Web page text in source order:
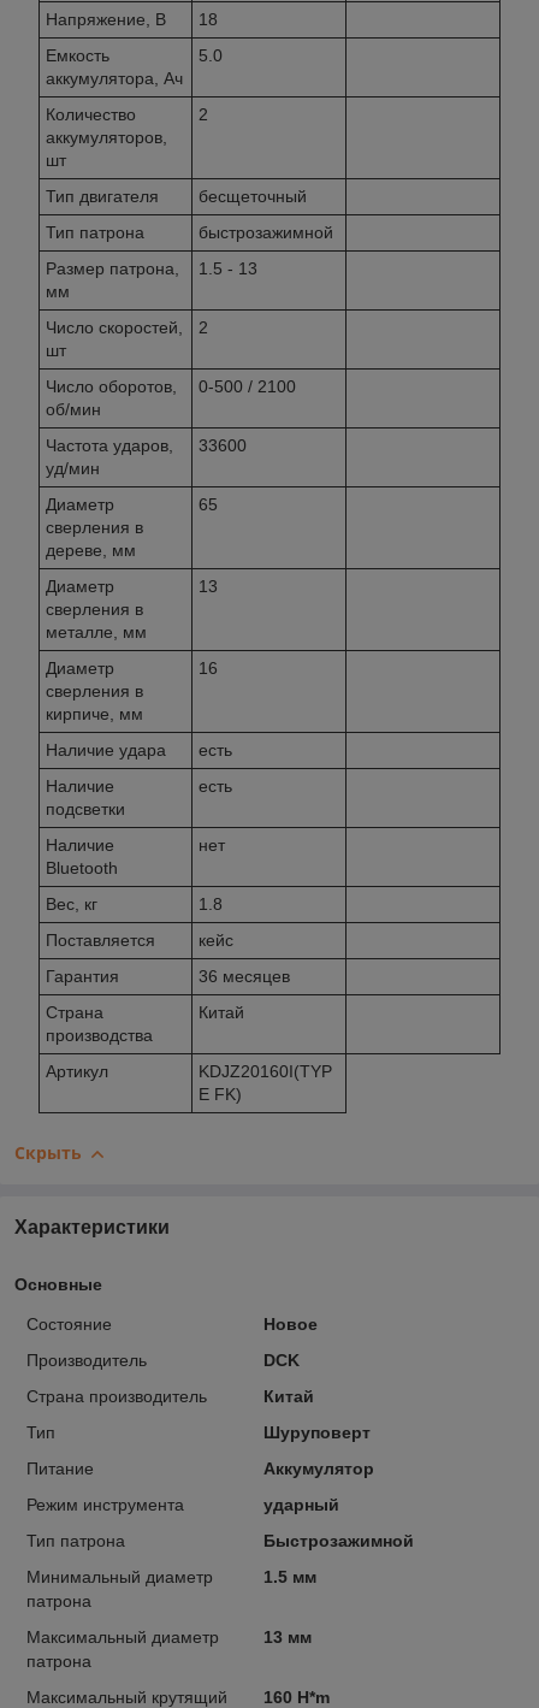
Напряжение, В
18
Емкость
аккумулятора, Ач
5.0
Количество
аккумуляторов,
шт
2
Тип двигателя
бесщеточный
Тип патрона
быстрозажимной
Размер патрона,
мм
1.5 - 13
Число скоростей,
шт
2
Число оборотов,
об/мин
0-500 / 2100
Частота ударов,
уд/мин
33600
Диаметр
сверления в
дереве, мм
65
Диаметр
сверления в
металле, мм
13
Диаметр
сверления в
кирпиче, мм
16
Наличие удара
есть
Наличие
подсветки
есть
Наличие
Bluetooth
нет
Вес, кг
1.8
Поставляется
кейс
Гарантия
36 месяцев
Страна
производства
Китай
Артикул
KDJZ20160I(TYP
E FK)
Скрыть
Характеристики
Основные
Состояние
Новое
Производитель
DCK
Страна производитель
Китай
Тип
Шуруповерт
Питание
Аккумулятор
Режим инструмента
ударный
Тип патрона
Быстрозажимной
Минимальный диаметр
патрона
1.5 мм
Максимальный диаметр
патрона
13 мм
Максимальный крутящий 160 H*m